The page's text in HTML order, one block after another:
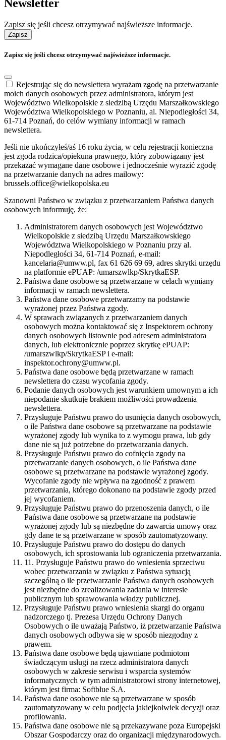
Newsletter
Zapisz się jeśli chcesz otrzymywać najświeższe informacje.
Zapisz
Zapisz się jeśli chcesz otrzymywać najświeższe informacje.
Rejestrując się do newslettera wyrażam zgodę na przetwarzanie
moich danych osobowych przez administratora, którym jest
Województwo Wielkopolskie z siedzibą Urzędu Marszałkowskiego
Województwa Wielkopolskiego w Poznaniu, al. Niepodległości 34,
61-714 Poznań, do celów wymiany informacji w ramach
newslettera.
Jeśli nie ukończyłeś/aś 16 roku życia, w celu rejestracji konieczna
jest zgoda rodzica/opiekuna prawnego, który zobowiązany jest
przekazać wymagane dane osobowe i jednocześnie wyrazić zgodę
na przetwarzanie danych na adres mailowy:
brussels.office@wielkopolska.eu
Szanowni Państwo w związku z przetwarzaniem Państwa danych
osobowych informuję, że:
Administratorem danych osobowych jest Województwo
Wielkopolskie z siedzibą Urzędu Marszałkowskiego
Województwa Wielkopolskiego w Poznaniu przy al.
Niepodległości 34, 61-714 Poznań, e-mail:
kancelaria@umww.pl, fax 61 626 69 69, adres skrytki urzędu
na platformie ePUAP: /umarszwlkp/SkrytkaESP.
Państwa dane osobowe są przetwarzane w celach wymiany
informacji w ramach newslettera.
Państwa dane osobowe przetwarzamy na podstawie
wyrażonej przez Państwa zgody.
W sprawach związanych z przetwarzaniem danych
osobowych można kontaktować się z Inspektorem ochrony
danych osobowych listownie pod adresem administratora
danych, lub elektronicznie poprzez skrytkę ePUAP:
/umarszwlkp/SkrytkaESP i e-mail:
inspektor.ochrony@umww.pl.
Państwa dane osobowe będą przetwarzane w ramach
newslettera do czasu wycofania zgody.
Podanie danych osobowych jest warunkiem umownym a ich
niepodanie skutkuje brakiem możliwości prowadzenia
newslettera.
Przysługuje Państwu prawo do usunięcia danych osobowych,
o ile Państwa dane osobowe są przetwarzane na podstawie
wyrażonej zgody lub wynika to z wymogu prawa, lub gdy
dane nie są już potrzebne do przetwarzania danych.
Przysługuje Państwu prawo do cofnięcia zgody na
przetwarzanie danych osobowych, o ile Państwa dane
osobowe są przetwarzane na podstawie wyrażonej zgody.
Wycofanie zgody nie wpływa na zgodność z prawem
przetwarzania, którego dokonano na podstawie zgody przed
jej wycofaniem.
Przysługuje Państwu prawo do przenoszenia danych, o ile
Państwa dane osobowe są przetwarzane na podstawie
wyrażonej zgody lub są niezbędne do zawarcia umowy oraz
gdy dane te są przetwarzane w sposób zautomatyzowany.
Przysługuje Państwu prawo do dostępu do danych
osobowych, ich sprostowania lub ograniczenia przetwarzania.
11. Przysługuje Państwu prawo do wniesienia sprzeciwu
wobec przetwarzania w związku z Państwa sytuacją
szczególną o ile przetwarzanie Państwa danych osobowych
jest niezbędne do zrealizowania zadania w interesie
publicznym lub sprawowania władzy publicznej.
Przysługuje Państwu prawo wniesienia skargi do organu
nadzorczego tj. Prezesa Urzędu Ochrony Danych
Osobowych o ile uważają Państwo, iż przetwarzanie Państwa
danych osobowych odbywa się w sposób niezgodny z
prawem.
Państwa dane osobowe będą ujawniane podmiotom
świadczącym usługi na rzecz administratora danych
osobowych w zakresie serwisu i wsparcia systemów
informatycznych w tym administratorowi strony internetowej,
którym jest firma: Softblue S.A.
Państwa dane osobowe nie są przetwarzane w sposób
zautomatyzowany w celu podjęcia jakiejkolwiek decyzji oraz
profilowania.
Państwa dane osobowe nie są przekazywane poza Europejski
Obszar Gospodarczy oraz do organizacji międzynarodowych.